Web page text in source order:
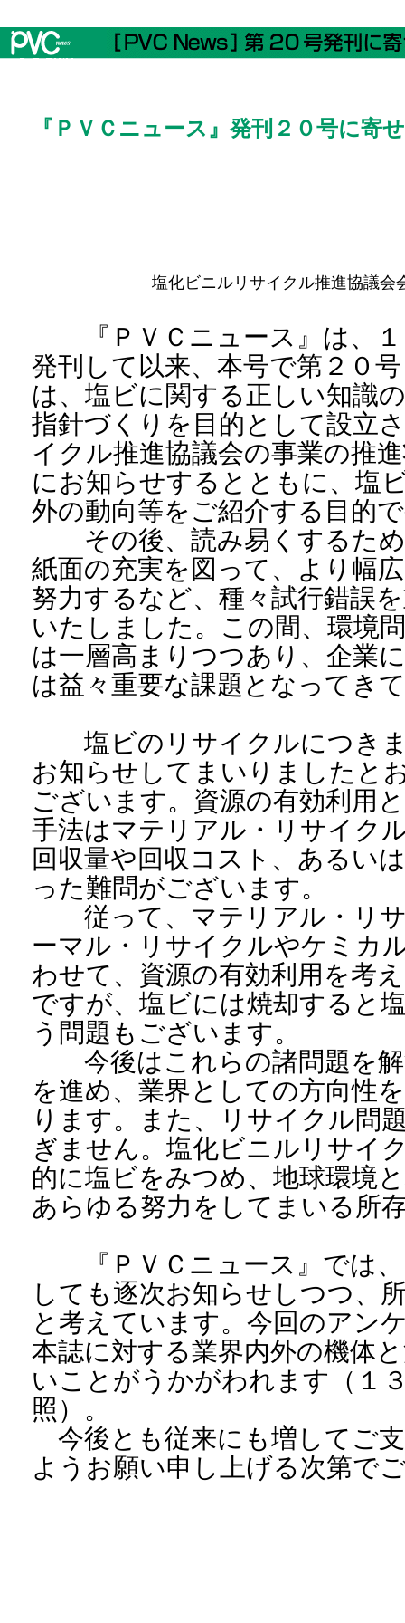
『ＰＶＣニュース』発刊２０号に寄
塩化ビニルリサイクル推進協議
『ＰＶＣニュース』は、１
発刊して以来、本号で第２０
は、塩ビに関する正しい知識
指針づくりを目的として設立
イクル推進協議会の事業の推
にお知らせするとともに、塩
外の動向等をご紹介する目的
その後、読み易くするため
紙面の充実を図って、より幅
努力するなど、種々試行錯誤
いたしました。この間、環境
は一層高まりつつあり、企業
は益々重要な課題となってき
塩ビのリサイクルにつきま
お知らせしてまいりましたと
ございます。資源の有効利用
手法はマテリアル・リサイク
回収量や回収コスト、あるい
った難問がございます。
従って、マテリアル・リサ
ーマル・リサイクルやケミカ
わせて、資源の有効利用を考
ですが、塩ビには焼却すると
う問題もございます。
今後はこれらの諸問題を解
を進め、業界としての方向性
ります。また、リサイクル問
ぎません。塩化ビニルリサイ
的に塩ビをみつめ、地球環境
あらゆる努力をしてまいる所
『ＰＶＣニュース』では、
しても逐次お知らせしつつ、
と考えています。今回のアン
本誌に対する業界内外の機体
いことがうかがわれます（１
照）。
今後とも従来にも増してご
ようお願い申し上げる次第で